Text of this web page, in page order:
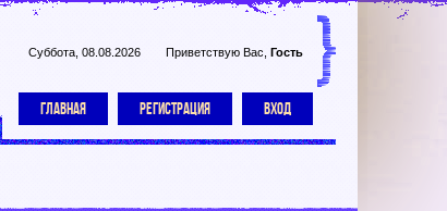
Суббота, 08.08.2026 Приветствую Вас Гость
ГЛАВНАЯ РЕГИСТРАЦИЯ ВХОД